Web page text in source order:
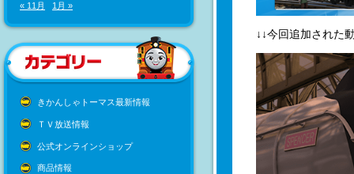
« 11月
1月 »
きかんしゃトーマス最新情報
ＴＶ放送情報
公式オンラインショップ
商品情報
↓↓今回追加された